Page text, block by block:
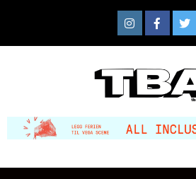
content
Instagram